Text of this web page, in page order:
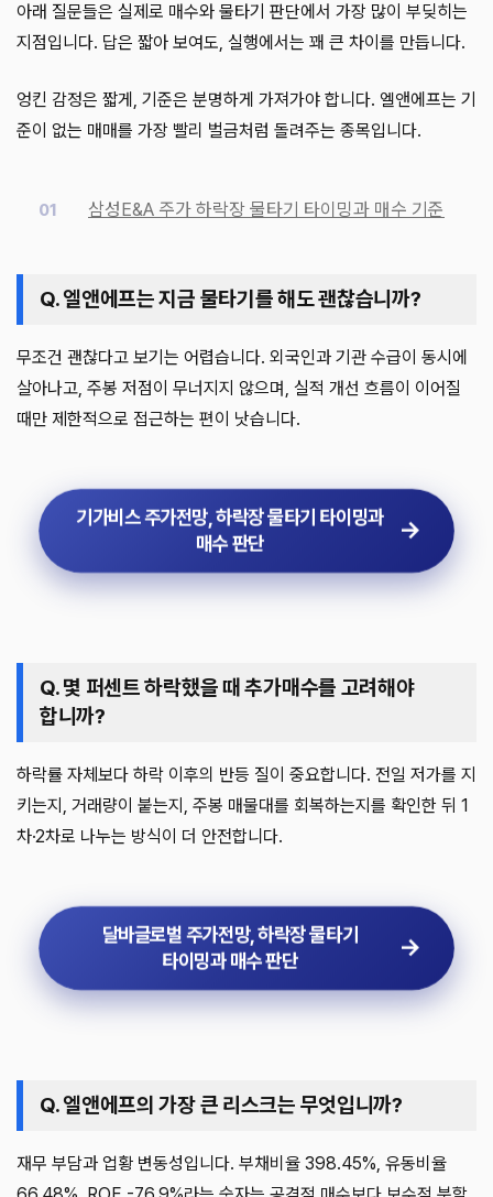
아래 질문들은 실제로 매수와 물타기 판단에서 가장 많이 부딪히는
지점입니다. 답은 짧아 보여도, 실행에서는 꽤 큰 차이를 만듭니다.
엉킨 감정은 짧게, 기준은 분명하게 가져가야 합니다. 엘앤에프는 기
준이 없는 매매를 가장 빨리 벌금처럼 돌려주는 종목입니다.
삼성E&A 주가 하락장 물타기 타이밍과 매수 기준
Q. 엘앤에프는 지금 물타기를 해도 괜찮습니까?
무조건 괜찮다고 보기는 어렵습니다. 외국인과 기관 수급이 동시에
살아나고, 주봉 저점이 무너지지 않으며, 실적 개선 흐름이 이어질
때만 제한적으로 접근하는 편이 낫습니다.
기가비스 주가전망, 하락장 물타기 타이밍과
매수 판단
Q. 몇 퍼센트 하락했을 때 추가매수를 고려해야
합니까?
하락률 자체보다 하락 이후의 반등 질이 중요합니다. 전일 저가를 지
키는지, 거래량이 붙는지, 주봉 매물대를 회복하는지를 확인한 뒤 1
차·2차로 나누는 방식이 더 안전합니다.
달바글로벌 주가전망, 하락장 물타기
타이밍과 매수 판단
Q. 엘앤에프의 가장 큰 리스크는 무엇입니까?
재무 부담과 업황 변동성입니다. 부채비율 398.45%, 유동비율